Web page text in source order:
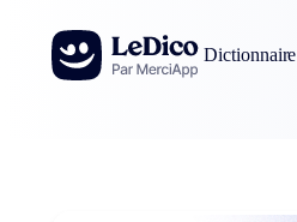
Aller au contenu
Dictionnaire